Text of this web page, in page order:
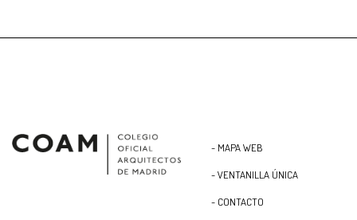
- MAPA WEB
- VENTANILLA ÚNICA
- CONTACTO